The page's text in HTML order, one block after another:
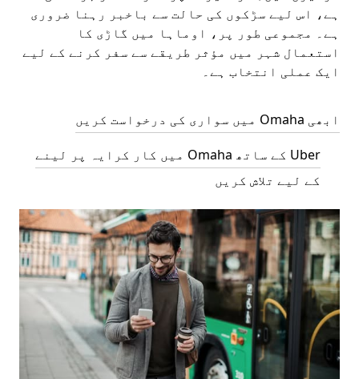
ہے، اس لیے سڑکوں کی حالت سے باخبر رہنا ضروری
ہے۔ مجموعی طور پر، اوماہا میں گاڑی کا
استعمال شہر میں مؤثر طریقے سے سفر کرنے کے لیے
ایک عملی انتخاب ہے۔
ابھی Omaha میں سواری کی درخواست کریں
Uber کے ساتھ Omaha میں کار کرایہ پر لینے
کے لیے تلاش کریں